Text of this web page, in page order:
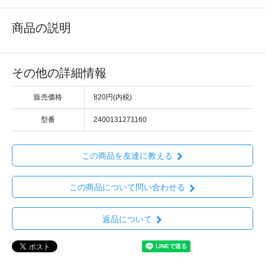
商品の説明
その他の詳細情報
販売価格 820円(内税)
型番 2400131271160
この商品を友達に教える
この商品について問い合わせる
返品について